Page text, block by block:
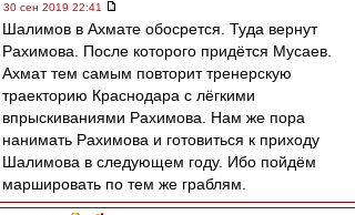
30 сен 2019 22:41
Шалимов в Ахмате обосрется. Туда вернут
Рахимова. После которого придётся Мусаев.
Ахмат тем самым повторит тренерскую
траекторию Краснодара с лёгкими
впрыскиваниями Рахимова. Нам же пора
нанимать Рахимова и готовиться к приходу
Шалимова в следующем году. Ибо пойдём
маршировать по тем же граблям.